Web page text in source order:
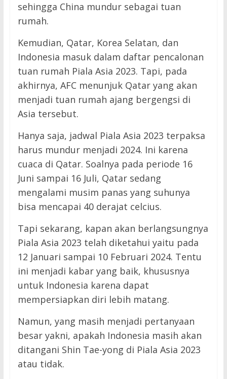
sehingga China mundur sebagai tuan
rumah.
Kemudian, Qatar, Korea Selatan, dan
Indonesia masuk dalam daftar pencalonan
tuan rumah Piala Asia 2023. Tapi, pada
akhirnya, AFC menunjuk Qatar yang akan
menjadi tuan rumah ajang bergengsi di
Asia tersebut.
Hanya saja, jadwal Piala Asia 2023 terpaksa
harus mundur menjadi 2024. Ini karena
cuaca di Qatar. Soalnya pada periode 16
Juni sampai 16 Juli, Qatar sedang
mengalami musim panas yang suhunya
bisa mencapai 40 derajat celcius.
Tapi sekarang, kapan akan berlangsungnya
Piala Asia 2023 telah diketahui yaitu pada
12 Januari sampai 10 Februari 2024. Tentu
ini menjadi kabar yang baik, khususnya
untuk Indonesia karena dapat
mempersiapkan diri lebih matang.
Namun, yang masih menjadi pertanyaan
besar yakni, apakah Indonesia masih akan
ditangani Shin Tae-yong di Piala Asia 2023
atau tidak.